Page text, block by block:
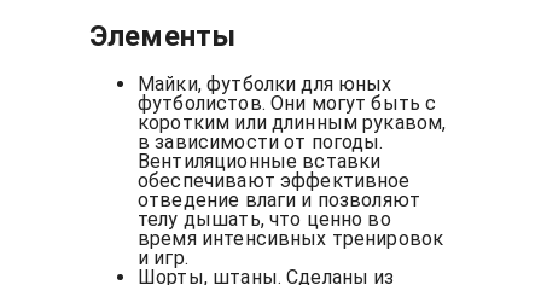
Элементы
Майки, футболки для юных
футболистов. Они могут быть с
коротким или длинным рукавом,
в зависимости от погоды.
Вентиляционные вставки
обеспечивают эффективное
отведение влаги и позволяют
телу дышать, что ценно во
время интенсивных тренировок
и игр.
Шорты, штаны. Сделаны из